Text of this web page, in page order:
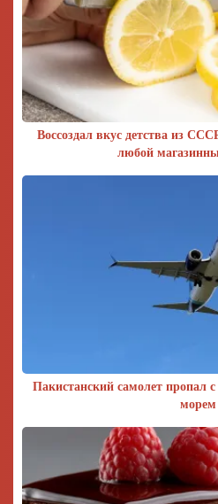
Воссоздал вкус детства из
любой
Пакистанский самолет пропал
морем